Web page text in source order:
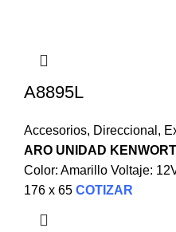
A8895L
Accesorios, Direccional ,
ARO UNIDAD
Color: Amarillo Voltaje:
176 x 65 COTIZAR